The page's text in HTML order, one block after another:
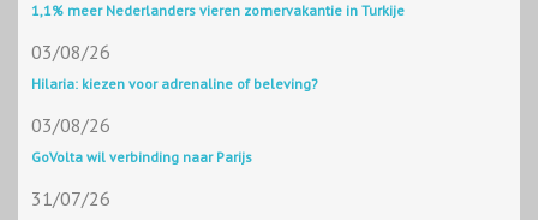
1,1% meer Nederlanders vieren zomervakantie in Turkije
03/08/26
Hilaria: kiezen voor adrenaline of beleving?
03/08/26
GoVolta wil verbinding naar Parijs
31/07/26